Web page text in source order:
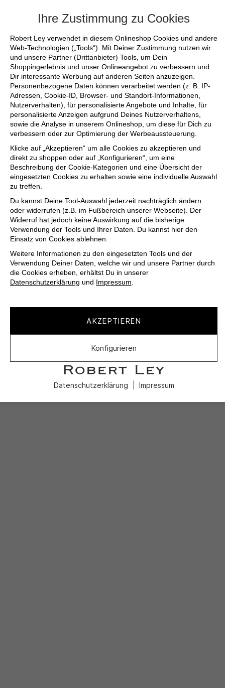
Ihre Zustimmung zu Cookies
Robert Ley verwendet in diesem Onlineshop Cookies und andere
Web-Technologien („Tools“). Mit Deiner Zustimmung nutzen wir
und unsere Partner (Drittanbieter) Tools, um Dein
Shoppingerlebnis und unser Onlineangebot zu verbessern und
Dir interessante Werbung auf anderen Seiten anzuzeigen.
Personenbezogene Daten können verarbeitet werden (z. B. IP-
Adressen, Cookie-ID, Browser- und Standort-Informationen,
Nutzerverhalten), für personalisierte Angebote und Inhalte, für
personalisierte Anzeigen aufgrund Deines Nutzerverhaltens,
sowie die Analyse in unserem Onlineshop, um diese für Dich zu
verbessern oder zur Optimierung der Werbeaussteuerung.
Klicke auf „Akzeptieren“ um alle Cookies zu akzeptieren und
direkt zu shoppen oder auf „Konfigurieren“, um eine
Beschreibung der Cookie-Kategorien und eine Übersicht der
eingesetzten Cookies zu erhalten sowie eine individuelle Auswahl
zu treffen.
Du kannst Deine Tool-Auswahl jederzeit nachträglich ändern
oder widerrufen (z.B. im Fußbereich unserer Webseite). Der
Widerruf hat jedoch keine Auswirkung auf die bisherige
Verwendung der Tools und Ihrer Daten. Du kannst hier den
Einsatz von Cookies ablehnen.
Weitere Informationen zu den eingesetzten Tools und der
Verwendung Deiner Daten, welche wir und unsere Partner durch
die Cookies erheben, erhältst Du in unserer
Datenschutzerklärung und Impressum.
AKZEPTIEREN
Konfigurieren
Datenschutzerklärung Impressum